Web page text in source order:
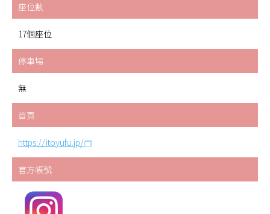
座位數
17個座位
停車場
無
首頁
https://itoyufu.jp/
官方帳號